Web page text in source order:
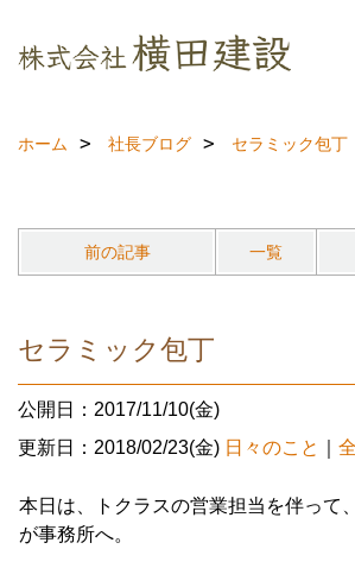
ホーム 社長ブログ セラミック包丁
前の記事 一覧
セラミック包丁
公開日：2017/11/10(金)
更新日：2018/02/23(金) 日々のこと
本日は、トクラスの営業担当を伴って
が事務所へ。